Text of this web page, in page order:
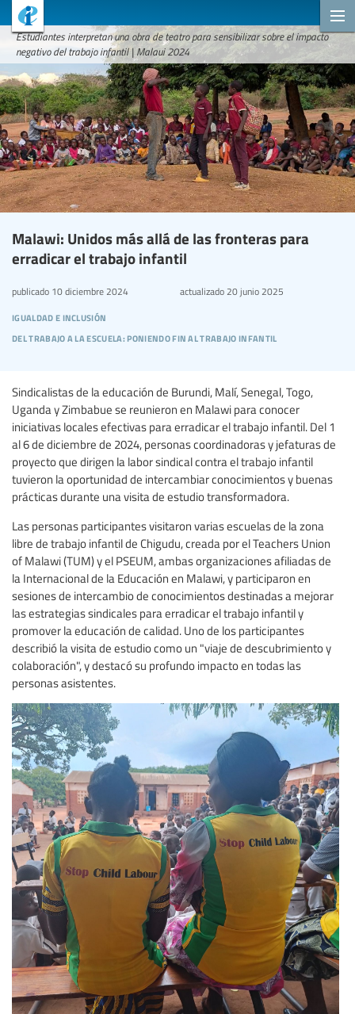
Estudiantes interpretan una obra de teatro para sensibilizar sobre el impacto
negativo del trabajo infantil | Malaui 2024
Malawi: Unidos más allá de las fronteras para
erradicar el trabajo infantil
igualdad e inclusión
del trabajo a la escuela: poniendo fin al trabajo infantil
publicado 10 diciembre 2024 actualizado20 junio 2025
Sindicalistas de la educación de Burundi, Malí, Senegal, Togo,
Uganda y Zimbabue se reunieron en Malawi para conocer
iniciativas locales efectivas para erradicar el trabajo infantil. Del 1
al 6 de diciembre de 2024, personas coordinadoras y jefaturas de
proyecto que dirigen la labor sindical contra el trabajo infantil
tuvieron la oportunidad de intercambiar conocimientos y buenas
prácticas durante una visita de estudio transformadora.
Las personas participantes visitaron varias escuelas de la zona
libre de trabajo infantil de Chigudu, creada por el Teachers Union
of Malawi (TUM) y el PSEUM, ambas organizaciones afiliadas de
la Internacional de la Educación en Malawi, y participaron en
sesiones de intercambio de conocimientos destinadas a mejorar
las estrategias sindicales para erradicar el trabajo infantil y
promover la educación de calidad. Uno de los participantes
describió la visita de estudio como un "viaje de descubrimiento y
colaboración", y destacó su profundo impacto en todas las
personas asistentes.